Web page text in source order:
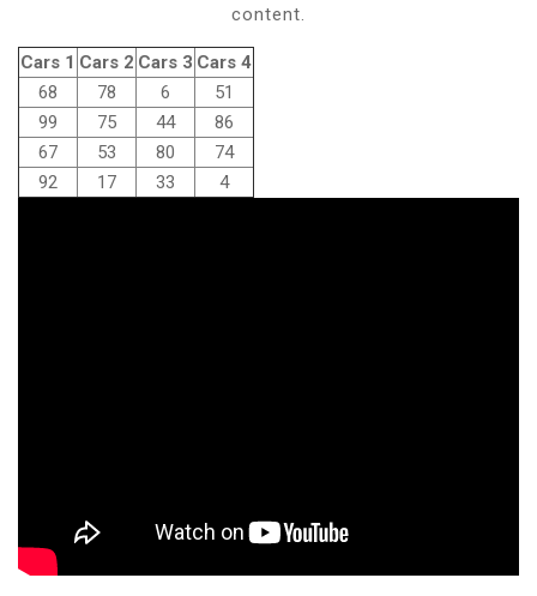
content.
Cars 1 Cars 2 Cars 3 Cars 4
68
78 6
51
99
75 44
86
67
53 80
74
92
17 33 4